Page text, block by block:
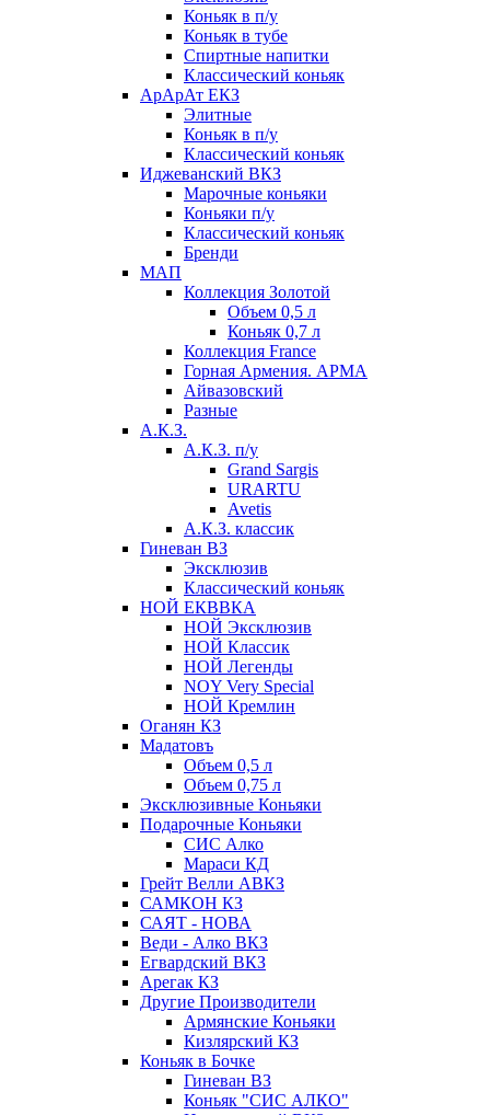
Коньяк в п/у
Коньяк в тубе
Спиртные напитки
Классический коньяк
АрАрАт ЕКЗ
Элитные
Коньяк в п/у
Классический коньяк
Иджеванский ВКЗ
Марочные коньяки
Коньяки п/у
Классический коньяк
Бренди
МАП
Коллекция Золотой
Объем 0,5 л
Коньяк 0,7 л
Коллекция France
Горная Армения. АРМА
Айвазовский
Разные
А.К.З.
А.К.З. п/у
Grand Sargis
URARTU
Avetis
А.К.З. классик
Гиневан ВЗ
Эксклюзив
Классический коньяк
НОЙ ЕКВВКА
НОЙ Эксклюзив
НОЙ Классик
НОЙ Легенды
NOY Very Speсial
НОЙ Кремлин
Оганян КЗ
Мадатовъ
Объем 0,5 л
Объем 0,75 л
Эксклюзивные Коньяки
Подарочные Коньяки
СИС Алко
Мараси КД
Грейт Велли АВКЗ
САМКОН КЗ
САЯТ - НОВА
Веди - Алко ВКЗ
Егвардский ВКЗ
Арегак КЗ
Другие Производители
Армянские Коньяки
Кизлярский КЗ
Коньяк в Бочке
Гиневан ВЗ
Коньяк "СИС АЛКО"